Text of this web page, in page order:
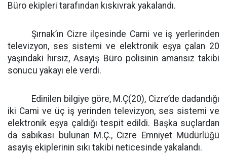
Büro ekipleri tarafından kıskıvrak yakalandı.
Şırnak’ın Cizre ilçesinde Cami ve iş yerlerinden
televizyon, ses sistemi ve elektronik eşya çalan 20
yaşındaki hırsız, Asayiş Büro polisinin amansız takibi
sonucu yakayı ele verdi.
Edinilen bilgiye göre, M.Ç(20), Cizre’de dadandığı
iki Cami ve üç iş yerinden televizyon, ses sistemi ve
elektronik eşya çaldığı tespit edildi. Başka suçlardan
da sabıkası bulunan M.Ç., Cizre Emniyet Müdürlüğü
asayiş ekiplerinin sıkı takibi neticesinde yakalandı.